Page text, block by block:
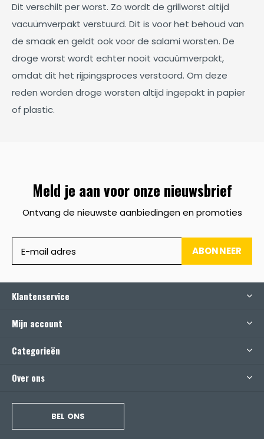
Dit verschilt per worst. Zo wordt de grillworst altijd
vacuümverpakt verstuurd. Dit is voor het behoud van
de smaak en geldt ook voor de salami worsten. De
droge worst wordt echter nooit vacuümverpakt,
omdat dit het rijpingsproces verstoord. Om deze
reden worden droge worsten altijd ingepakt in papier
of plastic.
Meld je aan voor onze nieuwsbrief
Ontvang de nieuwste aanbiedingen en promoties
ABONNEER
Klantenservice
Mijn account
Categorieën
Over ons
BEL ONS